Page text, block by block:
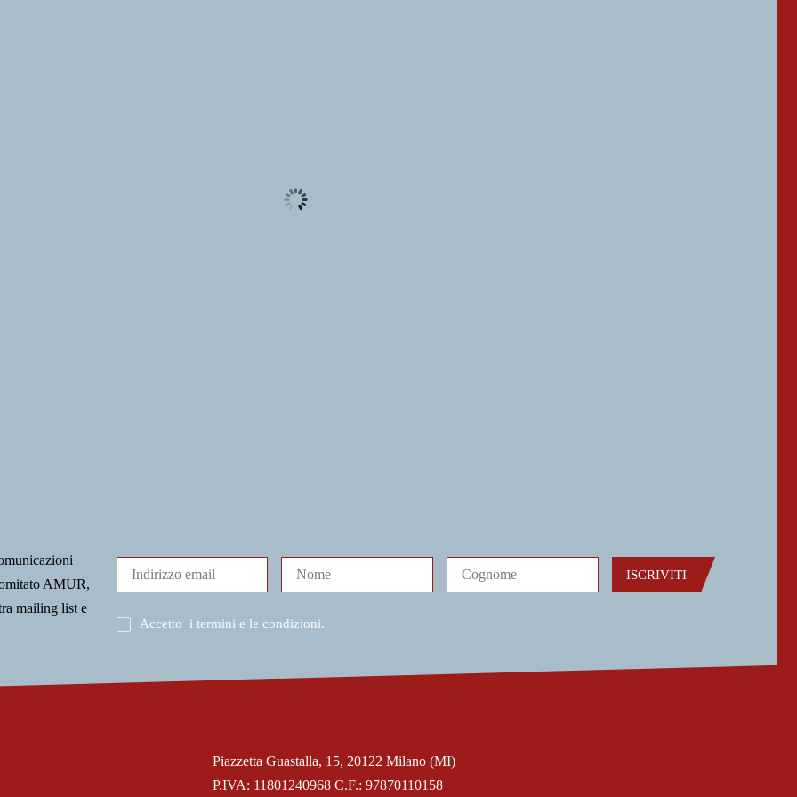
AMUR,
mailing list e
ISCRIVITI
Accetto i termini e le condizioni.
P.IVA: 11801240968 C.F.: 97870110158
Piazzetta Guastalla, 15, 20122 Milano (MI)